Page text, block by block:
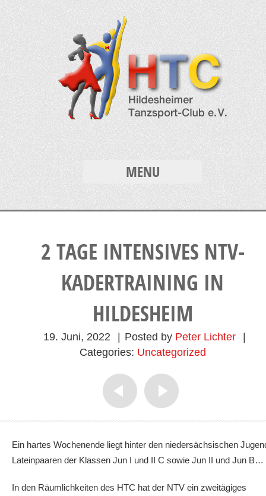
MENU
2 TAGE INTENSIVES NTV-
KADERTRAINING IN
HILDESHEIM
19. Juni, 2022 Posted by Peter Lichter
Categories: Uncategorized
Ein hartes Wochenende liegt hinter den niedersächsischen
Lateinpaaren der Klassen Jun I und II C sowie Jun II und Jun B…
In den Räumlichkeiten des HTC hat der NTV ein zweitägiges